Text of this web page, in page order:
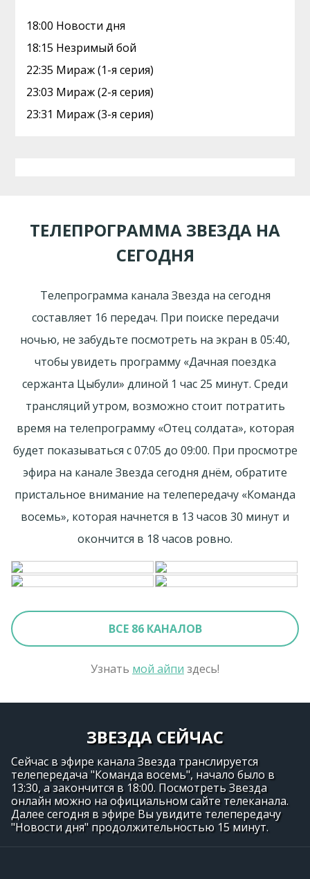
18:00 Новости дня
18:15 Незримый бой
22:35 Мираж (1-я серия)
23:03 Мираж (2-я серия)
23:31 Мираж (3-я серия)
ТЕЛЕПРОГРАММА ЗВЕЗДА НА
СЕГОДНЯ
Телепрограмма канала Звезда на сегодня
составляет 16 передач. При поиске передачи
ночью, не забудьте посмотреть на экран в 05:40,
чтобы увидеть программу «Дачная поездка
сержанта Цыбули» длиной 1 час 25 минут. Среди
трансляций утром, возможно стоит потратить
время на телепрограмму «Отец солдата», которая
будет показываться с 07:05 до 09:00. При просмотре
эфира на канале Звезда сегодня днём, обратите
пристальное внимание на телепередачу «Команда
восемь», которая начнется в 13 часов 30 минут и
окончится в 18 часов ровно.
ВСЕ 86 КАНАЛОВ
Узнать мой айпи здесь!
ЗВЕЗДА СЕЙЧАС
Сейчас в эфире канала Звезда транслируется
телепередача "Команда восемь", начало было в
13:30, а закончится в 18:00. Посмотреть Звезда
онлайн можно на официальном сайте телеканала.
Далее сегодня в эфире Вы увидите телепередачу
"Новости дня" продолжительностью 15 минут.